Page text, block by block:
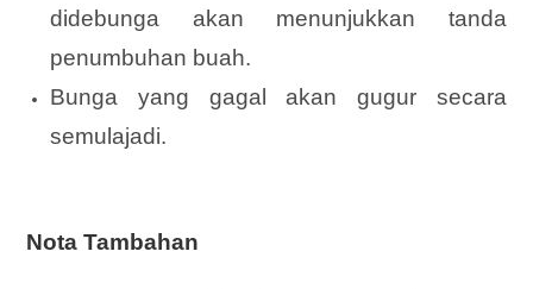
didebunga akan menunjukkan tanda
penumbuhan buah.
Bunga yang gagal akan gugur secara
semulajadi.
Nota Tambahan